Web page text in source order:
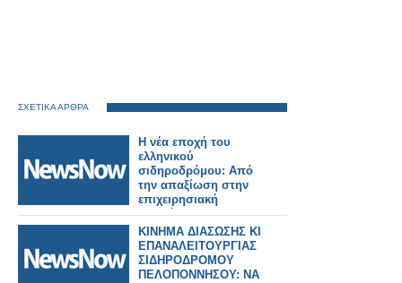
ΣΧΕΤΙΚΑ ΑΡΘΡΑ
Η νέα εποχή του
ελληνικού
σιδηροδρόμου: Από
την απαξίωση στην
επιχειρησιακή
«θωράκιση» της
Deutsche Bahn.
ΚΙΝΗΜΑ ΔΙΑΣΩΣΗΣ ΚΙ
ΕΠΑΝΑΛΕΙΤΟΥΡΓΙΑΣ
ΣΙΔΗΡΟΔΡΟΜΟΥ
ΠΕΛΟΠΟΝΝΗΣΟΥ: ΝΑ